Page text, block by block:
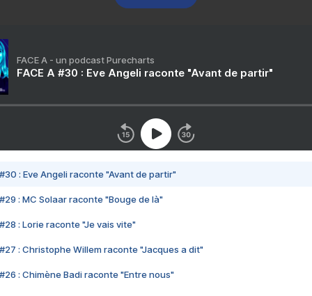
FACE A - un podcast Purecharts
FACE A #30 : Eve Angeli raconte "Avant de partir"
#30 : Eve Angeli raconte "Avant de partir"
#29 : MC Solaar raconte "Bouge de là"
#28 : Lorie raconte "Je vais vite"
#27 : Christophe Willem raconte "Jacques a dit"
#26 : Chimène Badi raconte "Entre nous"